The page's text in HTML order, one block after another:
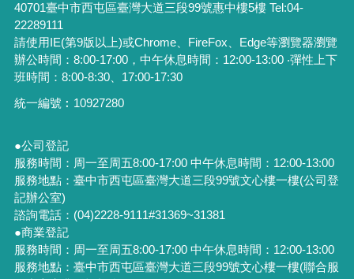
40701臺中市西屯區臺灣大道三段99號惠中樓5樓 Tel:04-
22289111
請使用IE(第9版以上)或Chrome、FireFox、Edge等瀏覽器瀏覽
辦公時間：8:00-17:00，中午休息時間：12:00-13:00 ‧彈性上下
班時間：8:00-8:30、17:00-17:30
統一編號︰ 10927280
●公司登記
服務時間：周一至周五8:00-17:00 中午休息時間：12:00-13:00
服務地點：臺中市西屯區臺灣大道三段99號文心樓一樓(公司登
記辦公室)
諮詢電話：(04)2228-9111#31369~31381
●商業登記
服務時間：周一至周五8:00-17:00 中午休息時間：12:00-13:00
服務地點：臺中市西屯區臺灣大道三段99號文心樓一樓(聯合服